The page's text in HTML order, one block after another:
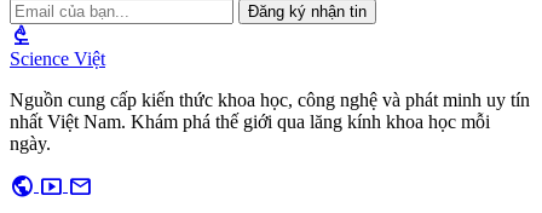
Đăng ký nhận tin
biotech
Science Việt
Nguồn cung cấp kiến thức khoa học, công nghệ và phát minh uy tín
nhất Việt Nam. Khám phá thế giới qua lăng kính khoa học mỗi
ngày.
public smart_display mail